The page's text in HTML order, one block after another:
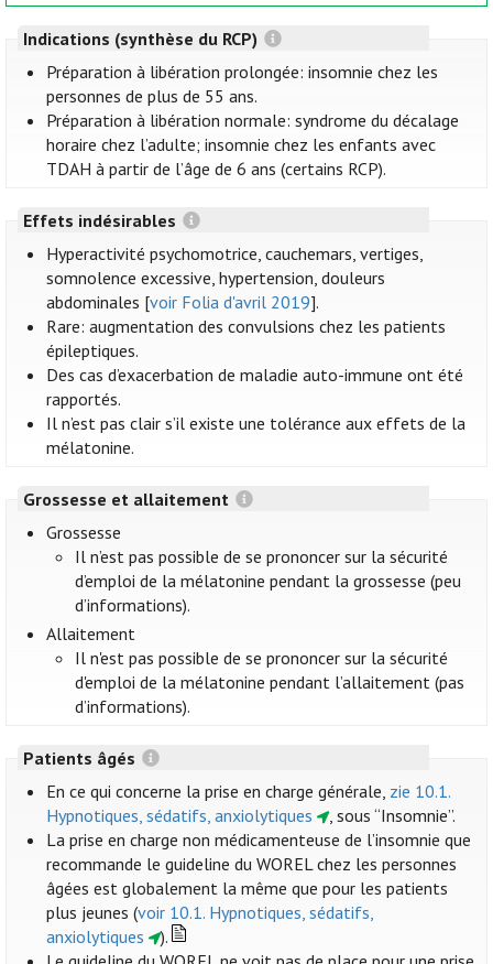
Indications (synthèse du RCP)
Préparation à libération prolongée: insomnie chez les
personnes de plus de 55 ans.
Préparation à libération normale: syndrome du décalage
horaire chez l’adulte; insomnie chez les enfants avec
TDAH à partir de l’âge de 6 ans (certains RCP).
Effets indésirables
Hyperactivité psychomotrice, cauchemars, vertiges,
somnolence excessive, hypertension, douleurs
abdominales [voir Folia d'avril 2019].
Rare: augmentation des convulsions chez les patients
épileptiques.
Des cas d’exacerbation de maladie auto-immune ont été
rapportés.
Il n’est pas clair s’il existe une tolérance aux effets de la
mélatonine.
Grossesse et allaitement
Grossesse
Il n’est pas possible de se prononcer sur la sécurité
d’emploi de la mélatonine pendant la grossesse (peu
d’informations).
Allaitement
Il n'est pas possible de se prononcer sur la sécurité
d'emploi de la mélatonine pendant l’allaitement (pas
d’informations).
Patients âgés
En ce qui concerne la prise en charge générale, zie 10.1.
Hypnotiques, sédatifs, anxiolytiques
, sous “Insomnie”.
La prise en charge non médicamenteuse de l’insomnie que
recommande le guideline du WOREL chez les personnes
âgées est globalement la même que pour les patients
plus jeunes (voir 10.1. Hypnotiques, sédatifs,
anxiolytiques
).